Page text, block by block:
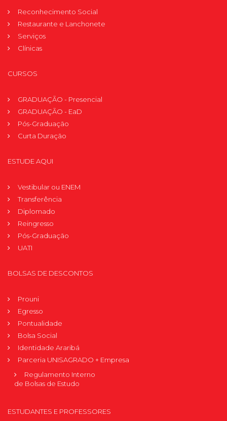
Reconhecimento Social
Restaurante e Lanchonete
Serviços
Clínicas
CURSOS
GRADUAÇÃO - Presencial
GRADUAÇÃO - EaD
Pós-Graduação
Curta Duração
ESTUDE AQUI
Vestibular ou ENEM
Transferência
Diplomado
Reingresso
Pós-Graduação
UATI
BOLSAS DE DESCONTOS
Prouni
Egresso
Pontualidade
Bolsa Social
Identidade Araribá
Parceria UNISAGRADO + Empresa
Regulamento Interno
de Bolsas de Estudo
ESTUDANTES E PROFESSORES